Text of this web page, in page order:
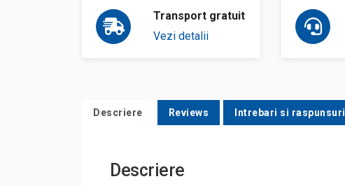
Transport gratuit
Vezi detalii
Descriere Reviews Intrebari si raspunsuri
Descriere